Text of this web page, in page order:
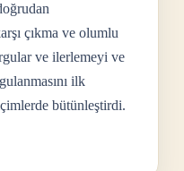
çıkma ve olumlu
ve ilerlemeyi ve
ilk
bütünleştirdi.